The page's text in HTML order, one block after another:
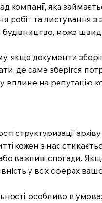
компанії, яка
робіт та листування
може
якщо документи
де саме зберігся
вплине на репутацію
структуризації
кожен з нас
важливі спогади.
у всіх сферах
особливо в